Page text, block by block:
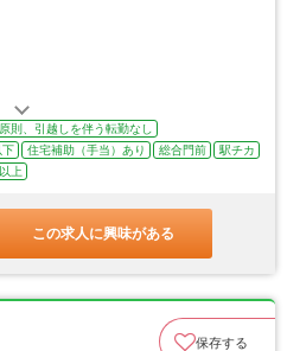
原則、引越しを伴う転勤なし
下 住宅補助（手当）あり 総合門前
駅チカ
上
この求人に興味がある
保存する